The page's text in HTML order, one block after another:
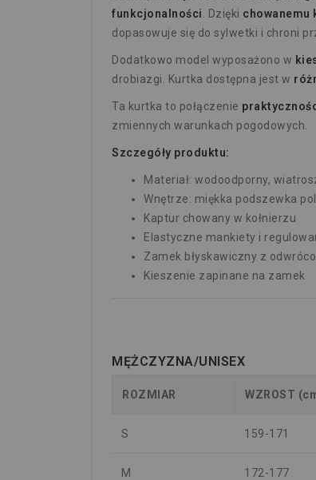
funkcjonalności . Dzięki chowanemu
dopasowuje się do sylwetki i chroni
Dodatkowo model wyposażono w
drobiazgi. Kurtka dostępna jest w
Ta kurtka to połączenie
zmiennych warunkach pogodowych.
Szczegóły produktu:
Materiał: wodoodporny,
Wnętrze: miękka podszewka
Kaptur chowany w kołnierzu
Elastyczne mankiety i
Zamek błyskawiczny z
Kieszenie zapinane na zamek
MĘŻCZYZNA/UNISEX
ROZMIAR WZROST
S 159-171
M 172-177